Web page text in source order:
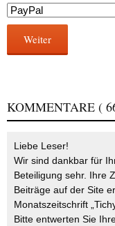
Weiter
KOMMENTARE (
Liebe Leser!
Wir sind dankbar für
Beteiligung sehr. Ihre
Beiträge auf der Site
Monatszeitschrift
Bitte entwerten Sie